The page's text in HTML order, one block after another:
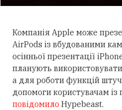
Компанія Apple може
AirPods із вбудованими
осінньої презентації
планують
а для роботи функцій
допомоги користувачам
повідомило Hypebeast.